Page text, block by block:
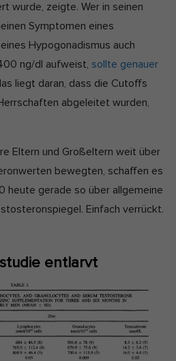
wurde, zeigte. Wer in seinen
Symptomen eines
Hypogonadismus auch
ng/dl aufweist, sollte genauer
liegt daran, dass die Cutoffs
abgeleitet wurden,
Eltern und Großeltern weit über
bewegten, schaffen es
heute gerade so über allgemeine
Einfach verrückt.
entlarvt